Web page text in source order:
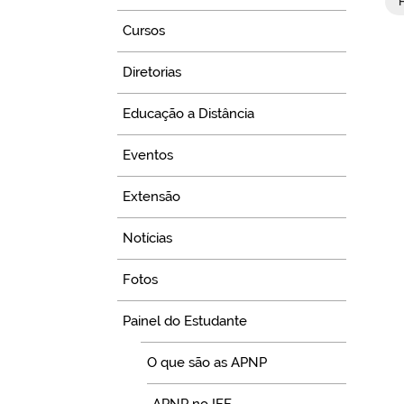
Cursos
Diretorias
Educação a Distância
Eventos
Extensão
Notícias
Fotos
Painel do Estudante
O que são as APNP